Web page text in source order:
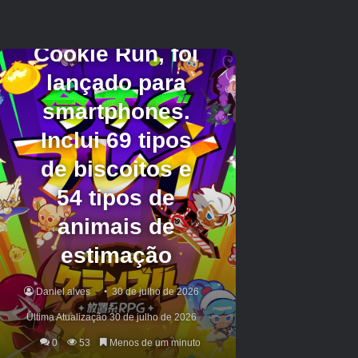
atirador estão no jogo.Battlefield 6
multiplayer da SAVERAÇÃO DE 31 DE JULHO
e, se houver algum tipo de jogabilidade de
atirador durante este evento, isso será
absolutamente algo a se procurar. Os fãs só
terão certeza de quando os lançamentos
completos do jogo, o que, embora não tenha
sido definido uma data concreta, há rumores de
ser em 10 de outubro.